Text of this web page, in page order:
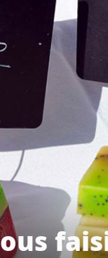
sur
interview